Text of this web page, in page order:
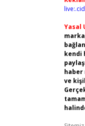
Yasal
kendi
haber
ve